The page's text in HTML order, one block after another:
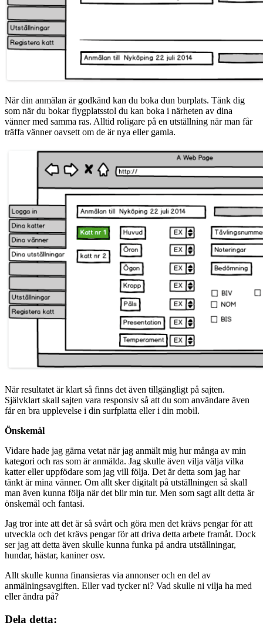
När din anmälan är godkänd kan du boka dun burplats. Tänk dig
som när du bokar flygplatsstol du kan boka i närheten av dina
vänner med samma ras. Alltid roligare på en utställning när man får
träffa vänner oavsett om de är nya eller gamla.
När resultatet är klart så finns det även tillgängligt på sajten.
Självklart skall sajten vara responsiv så att du som användare även
får en bra upplevelse i din surfplatta eller i din mobil.
Önskemål
Vidare hade jag gärna vetat när jag anmält mig hur många av min
kategori och ras som är anmälda. Jag skulle även vilja välja vilka
katter eller uppfödare som jag vill följa. Det är detta som jag har
tänkt är mina vänner. Om allt sker digitalt på utställningen så skall
man även kunna följa när det blir min tur. Men som sagt allt detta är
önskemål och fantasi.
Jag tror inte att det är så svårt och göra men det krävs pengar för att
utveckla och det krävs pengar för att driva detta arbete framåt. Dock
ser jag att detta även skulle kunna funka på andra utställningar,
hundar, hästar, kaniner osv.
Allt skulle kunna finansieras via annonser och en del av
anmälningsavgiften. Eller vad tycker ni? Vad skulle ni vilja ha med
eller ändra på?
Dela detta: